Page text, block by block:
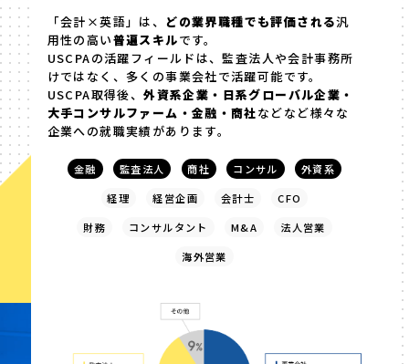
「会計×英語」は、 どの業界職種でも評価される汎
用性の高い普遍スキルです。
USCPAの活躍フィールドは、監査法人や会計事務所
けではなく、多くの事業会社で活躍可能です。
USCPA取得後、外資系企業・日系グローバル企業・
大手コンサルファーム・金融・商社などなど様々な
企業への就職実績があります。
金融 監査法人 商社 コンサル
外資系
経理
経営企画 会計士
CFO
財務
コンサルタント M&A
法人営業
海外営業